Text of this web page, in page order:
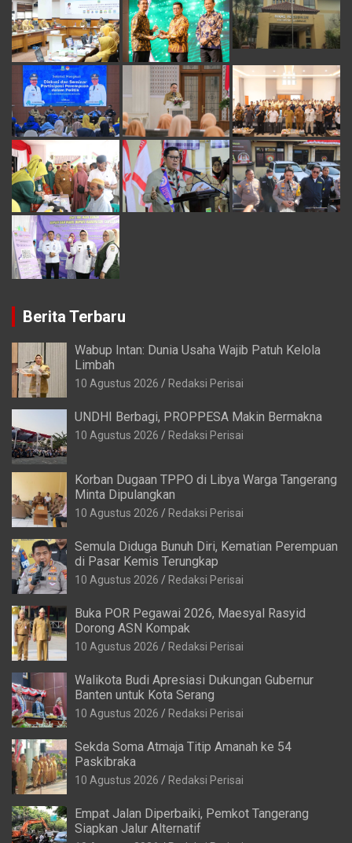
Berita Terbaru
Wabup Intan: Dunia Usaha Wajib Patuh Kelola
Limbah
10 Agustus 2026 Redaksi Perisai
UNDHI Berbagi, PROPPESA Makin Bermakna
10 Agustus 2026 Redaksi Perisai
Korban Dugaan TPPO di Libya Warga Tangerang
Minta Dipulangkan
10 Agustus 2026 Redaksi Perisai
Semula Diduga Bunuh Diri, Kematian Perempuan
di Pasar Kemis Terungkap
10 Agustus 2026 Redaksi Perisai
Buka POR Pegawai 2026, Maesyal Rasyid
Dorong ASN Kompak
10 Agustus 2026 Redaksi Perisai
Walikota Budi Apresiasi Dukungan Gubernur
Banten untuk Kota Serang
10 Agustus 2026 Redaksi Perisai
Sekda Soma Atmaja Titip Amanah ke 54
Paskibraka
10 Agustus 2026 Redaksi Perisai
Empat Jalan Diperbaiki, Pemkot Tangerang
Siapkan Jalur Alternatif